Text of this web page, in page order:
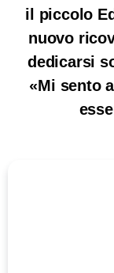
il piccolo
nuovo
dedicarsi
«Mi sento